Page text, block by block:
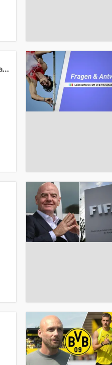
Neugebauer vor EM in Birmingham: